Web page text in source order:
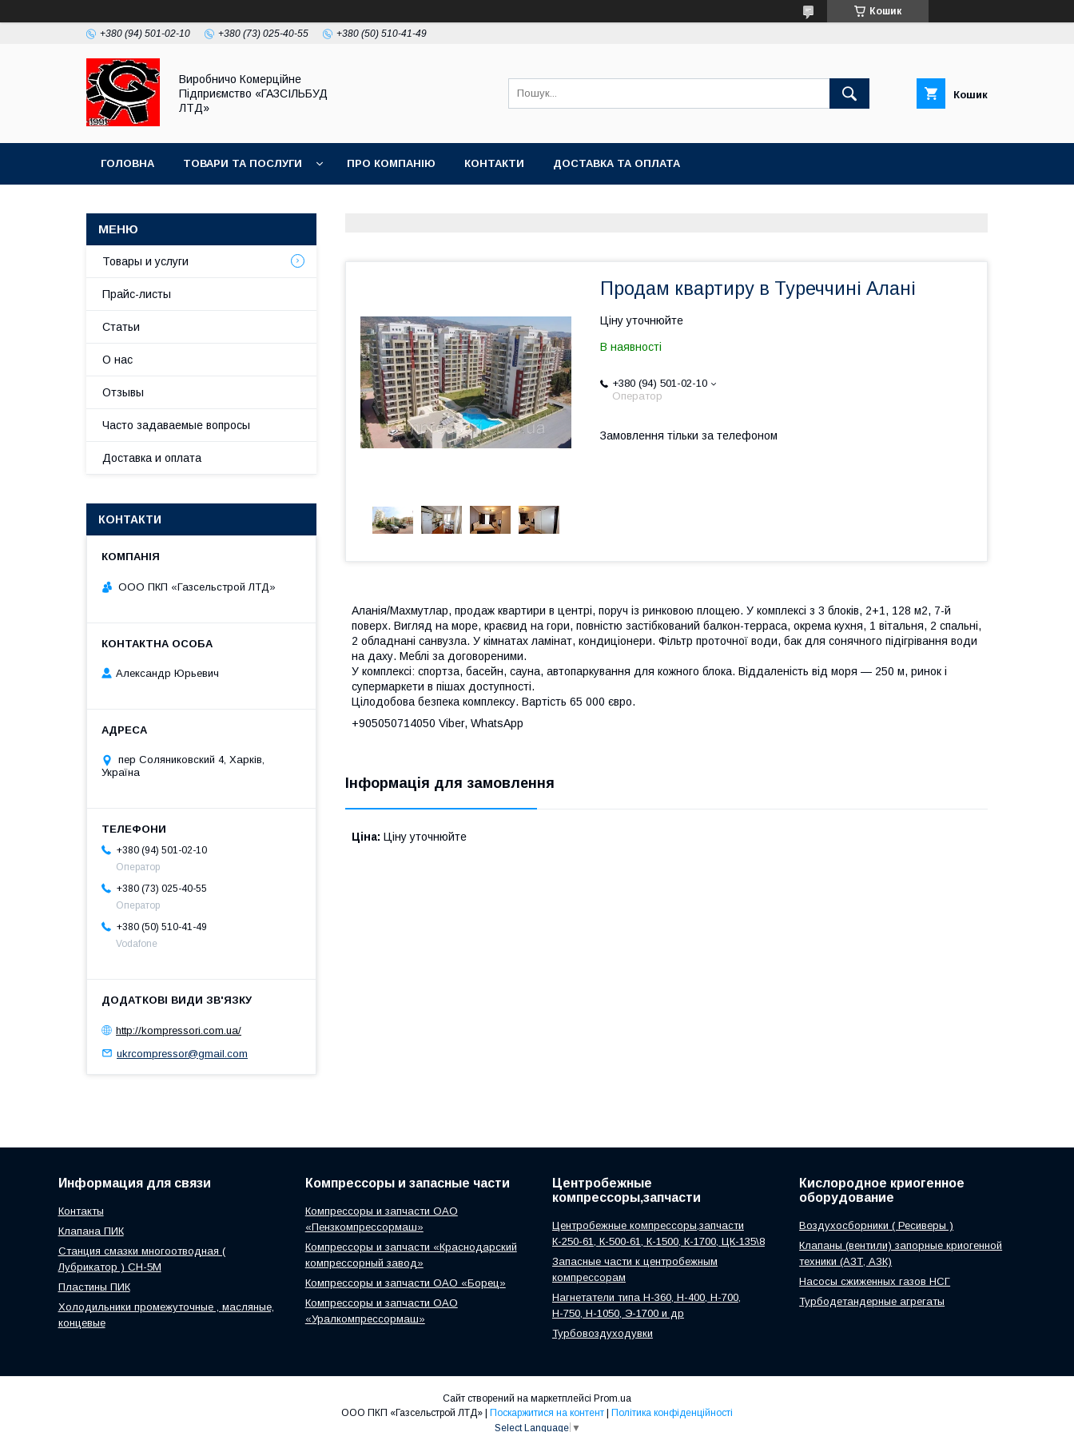
Кошик
+380 (94) 501-02-10 +380 (73) 025-40-55 +380 (50) 510-41-49
Виробничо Комерційне
Підприємство «ГАЗСIЛЬБУД
ЛТД»
Кошик
ГОЛОВНА ТОВАРИ ТА ПОСЛУГИ ПРО КОМПАНІЮ КОНТАКТИ ДОСТАВКА ТА ОПЛАТА
Продам квартиру в Туреччині Алані
Ціну уточнюйте
В наявності
+380 (94) 501-02-10
Оператор
Замовлення тільки за телефоном
Аланія/Махмутлар, продаж квартири в центрі, поруч із ринковою площею. У комплексі з 3 блоків, 2+1, 128 м2, 7-й
поверх. Вигляд на море, краєвид на гори, повністю застібкований балкон-терраса, окрема кухня, 1 вітальня, 2 спальні,
2 обладнані санвузла. У кімнатах ламінат, кондиціонери. Фільтр проточної води, бак для сонячного підігрівання води
на даху. Меблі за договореними.
У комплексі: спортза, басейн, сауна, автопаркування для кожного блока. Віддаленість від моря — 250 м, ринок і
супермаркети в пішах доступності.
Цілодобова безпека комплексу. Вартість 65 000 євро.
+905050714050 Viber, WhatsApp
Інформація для замовлення
Ціна: Ціну уточнюйте
Товары и услуги
Прайс-листы
Статьи
О нас
Отзывы
Часто задаваемые вопросы
Доставка и оплата
КОНТАКТИ
ООО ПКП «Газсельстрой ЛТД»
Александр Юрьевич
пер Соляниковский 4, Харків,
Україна
+380 (94) 501-02-10
Оператор
+380 (73) 025-40-55
Оператор
+380 (50) 510-41-49
Vodafone
http://kompressori.com.ua/
ukrcompressor@gmail.com
Информация для связи
Контакты
Клапана ПИК
Станция смазки многоотводная (
Лубрикатор ) СН-5М
Пластины ПИК
Холодильники промежуточные , масляные,
концевые
Компрессоры и запасные части
Компрессоры и запчасти ОАО
«Пензкомпрессормаш»
Компрессоры и запчасти «Краснодарский
компрессорный завод»
Компрессоры и запчасти ОАО «Борец»
Компрессоры и запчасти ОАО
«Уралкомпрессормаш»
Центробежные
компрессоры,запчасти
Центробежные компрессоры,запчасти
К-250-61, К-500-61, К-1500, К-1700, ЦК-135\8
Запасные части к центробежным
компрессорам
Нагнетатели типа Н-360, Н-400, Н-700,
Н-750, Н-1050, Э-1700 и др
Турбовоздуходувки
Кислородное криогенное
оборудование
Воздухосборники ( Ресиверы )
Клапаны (вентили) запорные криогенной
техники (АЗТ, АЗК)
Насосы сжиженных газов НСГ
Турбодетандерные агрегаты
Сайт створений на маркетплейсі Prom.ua
Поскаржитися на контент
Політика конфіденційності
Select Language ▼